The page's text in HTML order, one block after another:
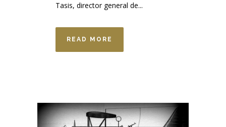
Tasis, director general de...
READ MORE